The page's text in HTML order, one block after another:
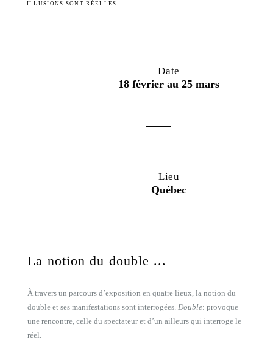
ILLUSIONS SONT RÉELLES.
Date
18 février au 25 mars
Lieu
Québec
La notion du double ...
À travers un parcours d’exposition en quatre lieux, la notion du
double et ses manifestations sont interrogées. Double: provoque
une rencontre, celle du spectateur et d’un ailleurs qui interroge le
réel.